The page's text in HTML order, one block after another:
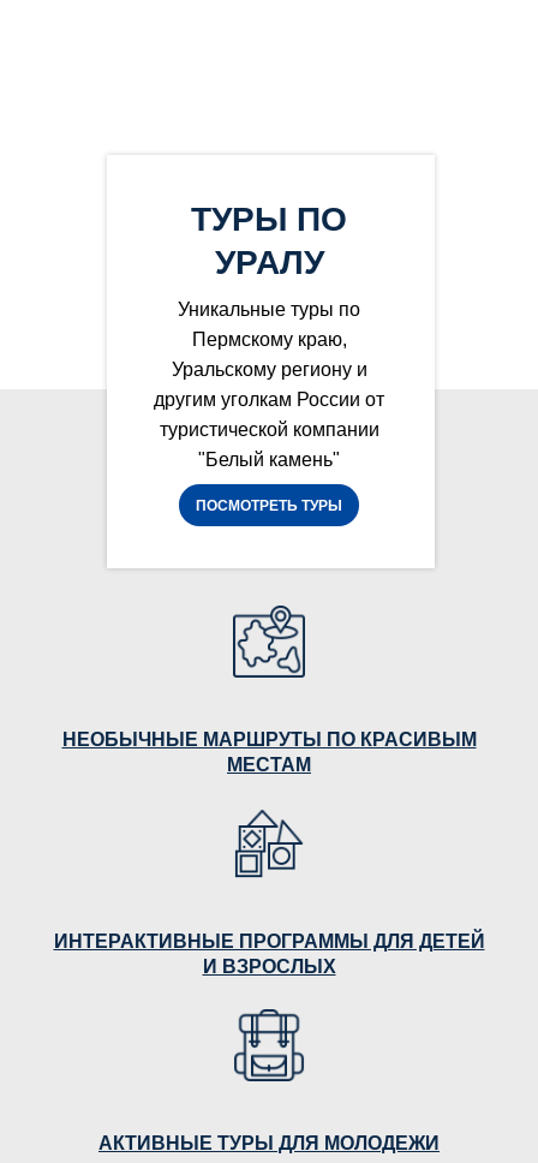
ТУРЫ ПО
УРАЛУ
Уникальные туры по
Пермскому краю,
Уральскому региону и
другим уголкам России от
туристической компании
"Белый камень"
ПОСМОТРЕТЬ ТУРЫ
НЕОБЫЧНЫЕ МАРШРУТЫ ПО КРАСИВЫМ
МЕСТАМ
ИНТЕРАКТИВНЫЕ ПРОГРАММЫ ДЛЯ ДЕТЕЙ
И ВЗРОСЛЫХ
АКТИВНЫЕ ТУРЫ ДЛЯ МОЛОДЕЖИ